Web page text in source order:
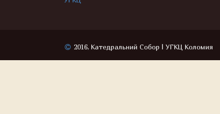
2016, Катедральний Собор | УГКЦ Коломия